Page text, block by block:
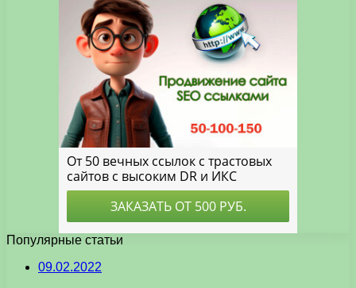
Популярные статьи
09.02.2022